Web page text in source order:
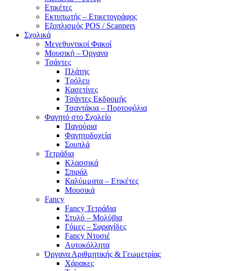
Ετικέτες
Εκτυπωτής – Ετικετογράφος
Εξοπλισμός POS / Scanners
Σχολικά
Μεγεθυντικοί Φακοί
Μουσική – Όργανα
Τσάντες
Πλάτης
Τρόλευ
Κασετίνες
Τσάντες Εκδρομής
Τσαντάκια – Πορτοφόλια
Φαγητό στο Σχολείο
Παγούρια
Φαγητοδοχεία
Σουπλά
Τετράδια
Κλασσικά
Σπιράλ
Καλύμματα – Ετικέτες
Μουσικά
Fancy
Fancy Τετράδια
Στυλό – Μολύβια
Γόμες – Σφραγίδες
Fancy Ντοσιέ
Αυτοκόλλητα
Όργανα Αριθμητικής & Γεωμετρίας
Χάρακες